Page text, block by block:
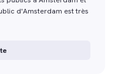
d'Amsterdam est très